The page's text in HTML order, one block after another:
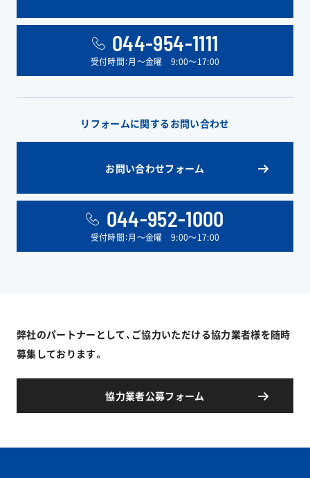
044-954-1111
受付時間：月〜金曜 9:00〜17:00
リフォームに関するお問い合わせ
お問い合わせフォーム
044-952-1000
受付時間：月〜金曜 9:00〜17:00
弊社のパートナーとして、ご協力いただける協力業者様を随時
募集しております。
協力業者公募フォーム